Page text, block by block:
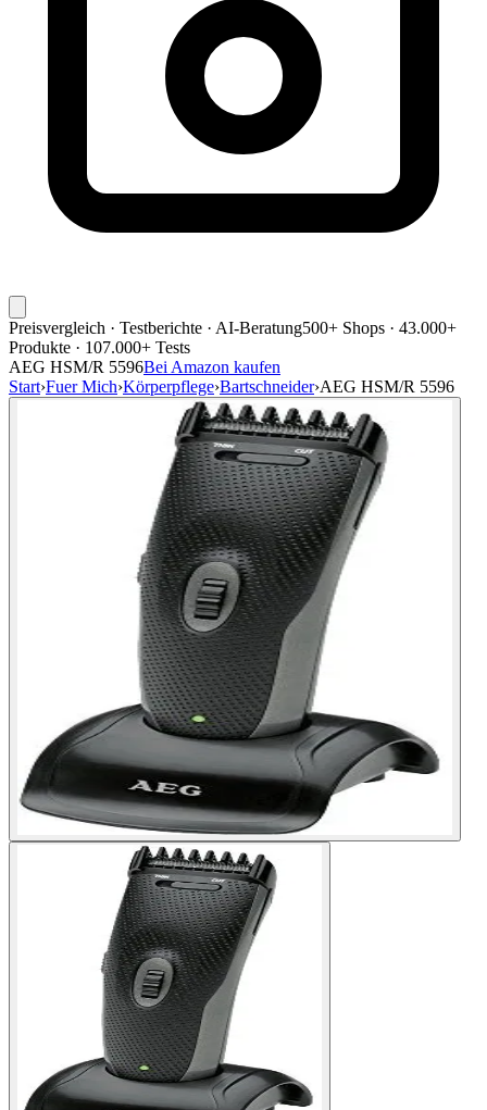
Preisvergleich · Testberichte · AI-Beratung500+ Shops · 43.000+
Produkte · 107.000+ Tests
AEG HSM/R 5596Bei Amazon kaufen
Start›Fuer Mich›Körperpflege›Bartschneider›AEG HSM/R 5596